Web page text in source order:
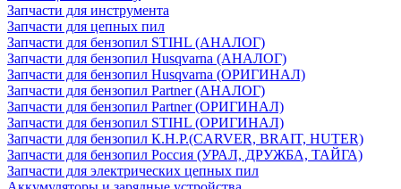
Запчасти для инструмента
Запчасти для цепных пил
Запчасти для бензопил STIHL (АНАЛОГ)
Запчасти для бензопил Husqvarna (АНАЛОГ)
Запчасти для бензопил Husqvarna (ОРИГИНАЛ)
Запчасти для бензопил Partner (АНАЛОГ)
Запчасти для бензопил Partner (ОРИГИНАЛ)
Запчасти для бензопил STIHL (ОРИГИНАЛ)
Запчасти для бензопил К.Н.Р.(CARVER, BRAIT, HUTER)
Запчасти для бензопил Россия (УРАЛ, ДРУЖБА, ТАЙГА)
Запчасти для электрических цепных пил